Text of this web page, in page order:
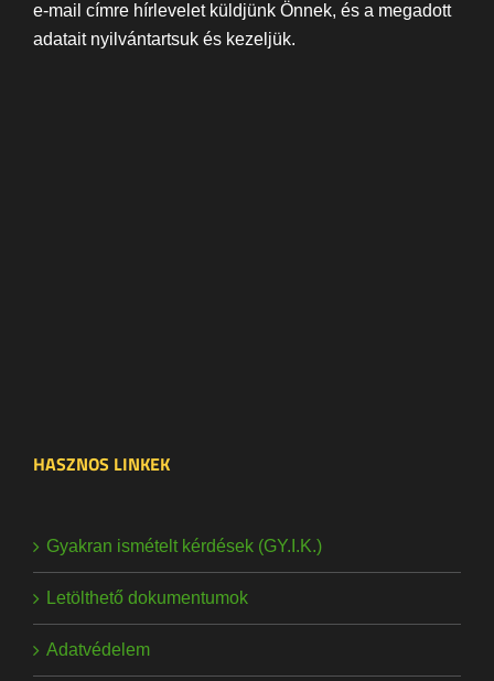
e-mail címre hírlevelet küldjünk Önnek, és a megadott
adatait nyilvántartsuk és kezeljük.
HASZNOS LINKEK
Gyakran ismételt kérdések (GY.I.K.)
Letölthető dokumentumok
Adatvédelem